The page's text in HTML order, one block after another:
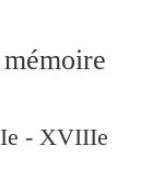
- XVIIIe